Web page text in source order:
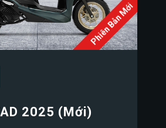
Phiên Bản Mới
2025 (Mới)